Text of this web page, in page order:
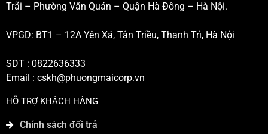
Trãi – Phường Văn Quán – Quận Hà Đông – Hà Nội.
VPGD: BT1 – 12A Yên Xá, Tân Triều, Thanh Trì, Hà Nội
SDT : 0822636333
Email : cskh@phuongmaicorp.vn
HỖ TRỢ KHÁCH HÀNG
Chính sách đổi trả